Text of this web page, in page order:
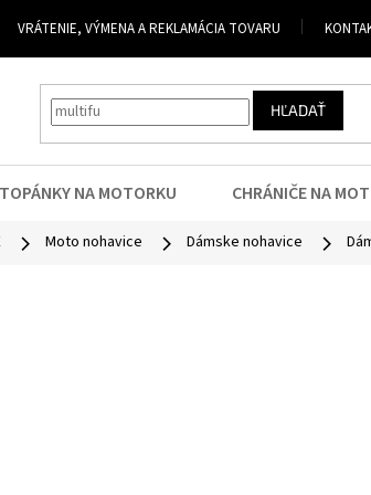
VRÁTENIE, VÝMENA A REKLAMÁCIA TOVARU
HĽADAŤ
TOPÁNKY NA MOTORKU CHRÁNIČE NA
Moto nohavice Dámske nohavice